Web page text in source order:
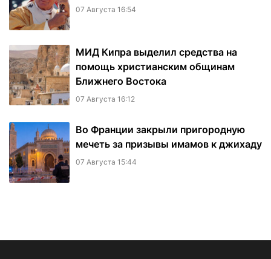
07 Августа 16:54
МИД Кипра выделил средства на
помощь христианским общинам
Ближнего Востока
07 Августа 16:12
Во Франции закрыли пригородную
мечеть за призывы имамов к джихаду
07 Августа 15:44